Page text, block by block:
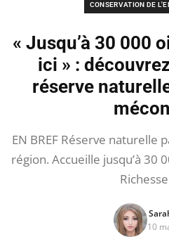
CONSERVATION DE
« Jusqu’à 30 000
ici » :
réserve
EN BREF Réserve naturelle
région. Accueille jusqu’à 30
10